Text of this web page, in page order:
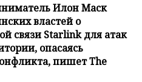
Илон Маск
властей о
связи Starlink для атак
опасаясь
пишет The